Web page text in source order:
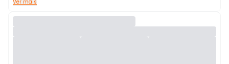
Ver mais